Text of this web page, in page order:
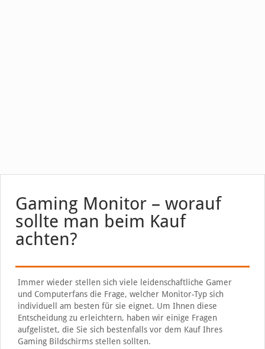
Gaming Monitor – worauf
sollte man beim Kauf
achten?
Immer wieder stellen sich viele leidenschaftliche Gamer
und Computerfans die Frage, welcher Monitor-Typ sich
individuell am besten für sie eignet. Um Ihnen diese
Entscheidung zu erleichtern, haben wir einige Fragen
aufgelistet, die Sie sich bestenfalls vor dem Kauf Ihres
Gaming Bildschirms stellen sollten.